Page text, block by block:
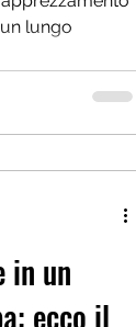
lungo
in un
ecco il